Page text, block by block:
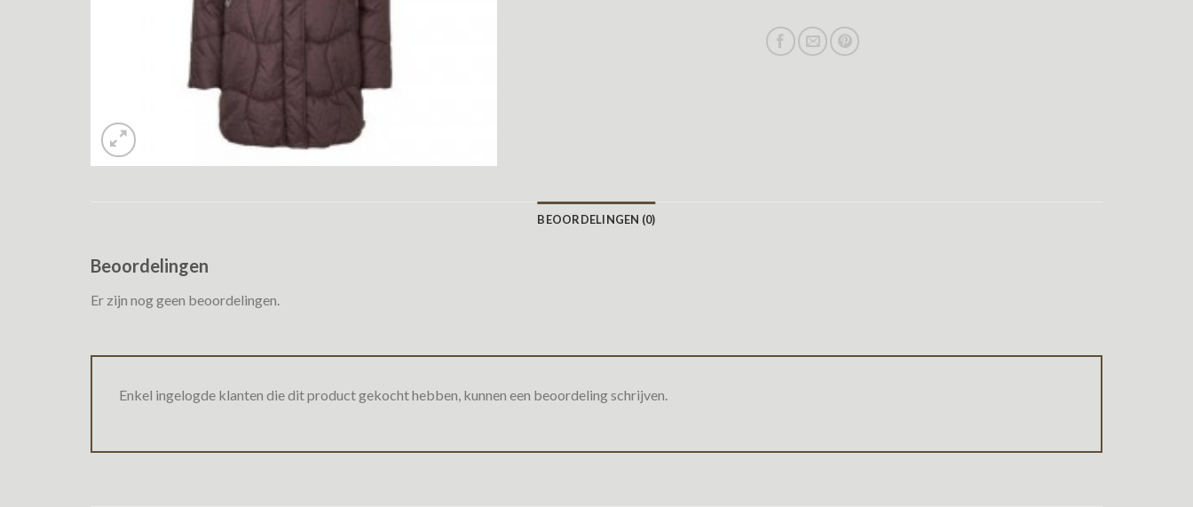
BEOORDELINGEN (0)
Beoordelingen
Er zijn nog geen beoordelingen.
Enkel ingelogde klanten die dit product gekocht hebben, kunnen een beoordeling schrijven.